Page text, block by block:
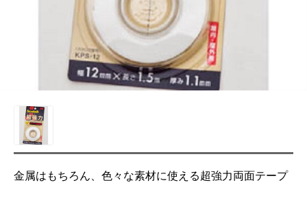
金属はもちろん、色々な素材に使える超強力両面テープ